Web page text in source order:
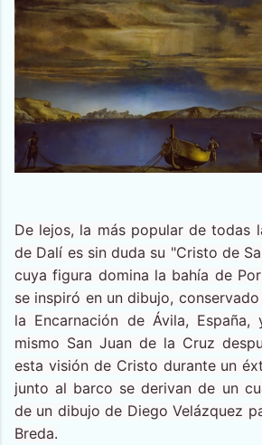
De lejos, la más popular de todas
de Dalí es sin duda su "Cristo de
cuya figura domina la bahía de
se inspiró en un dibujo,
la Encarnación de Ávila,
mismo San Juan de la Cruz
esta visión de Cristo durante un
junto al barco se derivan de un
de un dibujo de Diego Velázquez
Breda.